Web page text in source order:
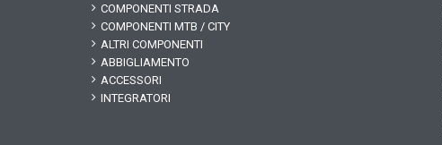
COMPONENTI STRADA
COMPONENTI MTB / CITY
ALTRI COMPONENTI
ABBIGLIAMENTO
ACCESSORI
INTEGRATORI